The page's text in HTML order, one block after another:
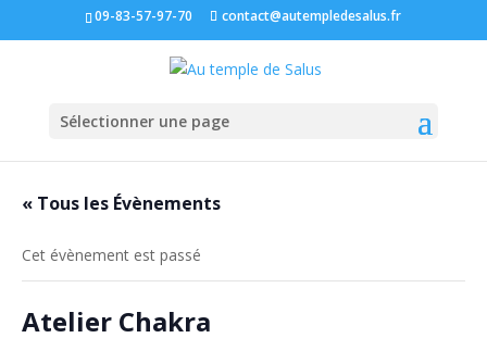
09-83-57-97-70 contact@autempledesalus.fr
Sélectionner une page
« Tous les Évènements
Cet évènement est passé
Atelier Chakra